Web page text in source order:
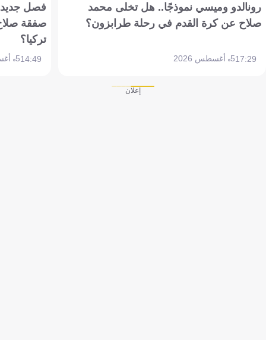
رونالدو وميسي نموذجًا.. هل تخلى محمد
صلاح عن كرة القدم في رحلة طرابزون؟
17:295 أغسطس 2026
فصل جديد
صفقة
تركيا؟
14:495 أغسطس 2026
إعلان